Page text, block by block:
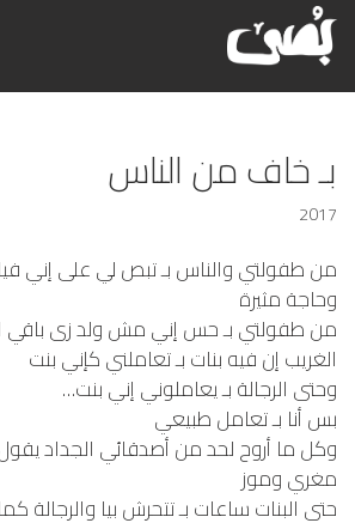
بـ خاف من الناس
2017
من طفولتي والناس بـ تبص لي على إني
وحاجة مثيرة
من طفولتي بـ حس إني مش ولد زى باقي
الغريب إن فيه بنات بـ تعاملني كإني بنت
وحتى الرجالة بـ يعاملوني إني بنت…
بس أنا بـ تعامل طبيعي
وكل ما أروح لحد من أصدقائي الجداد
مغري وموز
حتى البنات ساعات بـ تتحرش بيا والرجالة